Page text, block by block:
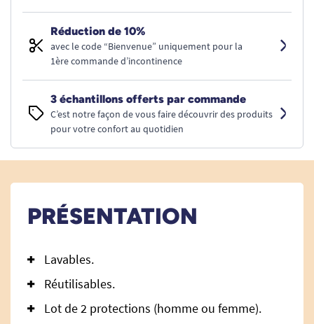
Réduction de 10%
avec le code “Bienvenue” uniquement pour la
1ère commande d’incontinence
3 échantillons offerts par commande
C’est notre façon de vous faire découvrir des produits
pour votre confort au quotidien
PRÉSENTATION
Lavables.
Réutilisables.
Lot de 2 protections (homme ou femme).